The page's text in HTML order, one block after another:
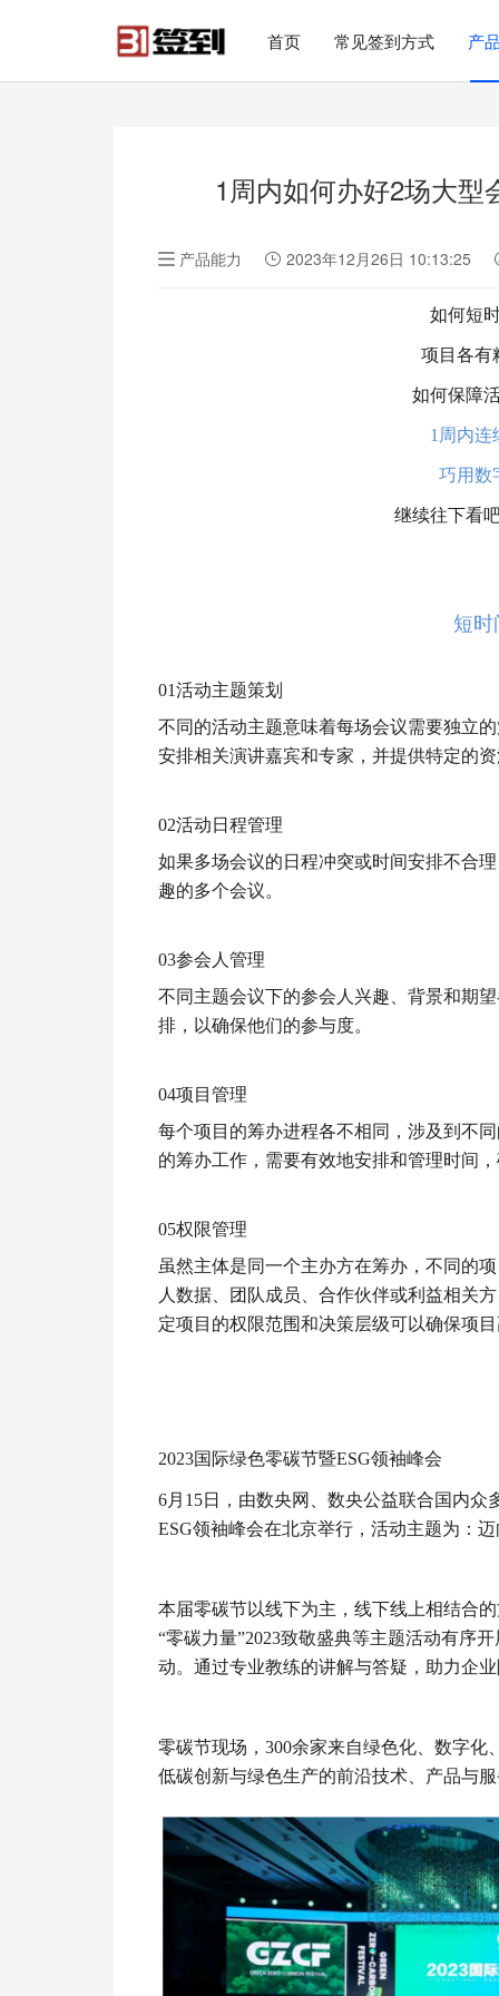
首页 常见签到方式 产
1周内如何办好2场大
产品能力 2023年12月26日 10:13:25
如何短
项目各有
如何保障
1周内连
巧用数
继续往下看
短时
01活动主题策划
不同的活动主题意味着每场会议需要独立
安排相关演讲嘉宾和专家，并提供特定的
02活动日程管理
如果多场会议的日程冲突或时间安排不合
趣的多个会议。
03参会人管理
不同主题会议下的参会人兴趣、背景和期
排，以确保他们的参与度。
04项目管理
每个项目的筹办进程各不相同，涉及到不
的筹办工作，需要有效地安排和管理时间
05权限管理
虽然主体是同一个主办方在筹办，不同的
人数据、团队成员、合作伙伴或利益相关
定项目的权限范围和决策层级可以确保项
2023国际绿色零碳节暨ESG领袖峰会
6月15日，由数央网、数央公益联合国内众
ESG领袖峰会在北京举行，活动主题为：
本届零碳节以线下为主，线下线上相结合
“零碳力量”2023致敬盛典等主题活动有序
动。通过专业教练的讲解与答疑，助力企
零碳节现场，300余家来自绿色化、数字
低碳创新与绿色生产的前沿技术、产品与